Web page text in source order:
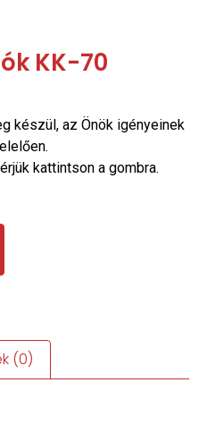
KK-70
készül, az Önök igényeinek
kattintson a gombra.
(0)